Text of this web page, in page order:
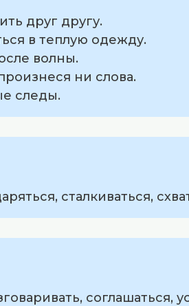
друг другу.
в теплую одежду.
волны.
ни слова.
следы.
сталкиваться,
соглашаться,